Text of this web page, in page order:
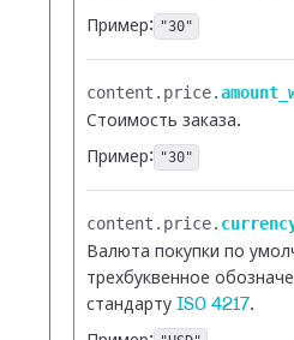
Пример: "30"
content.​ price.​
Стоимость заказа.
Пример: "30"
content.​ price.​
Валюта покупки по
трехбуквенное
стандарту ISO 4217.